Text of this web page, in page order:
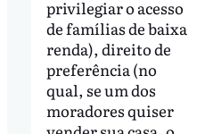
privilegiar o acesso
de famílias de baixa
renda), direito de
preferência (no
qual, se um dos
moradores quiser